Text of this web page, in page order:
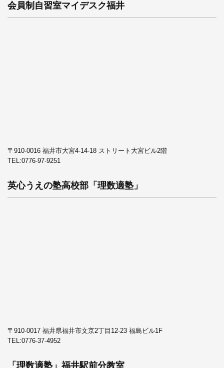
会員制自習室マイデスク福井
〒910-0016 福井市大宮4-14-18 ストリート大宮ビル2階
TEL:0776-97-9251
英心うえの塾高校部「理数適塾」
〒910-0017 福井県福井市文京2丁目12-23 福島ビル1F
TEL:0776-37-4952
「理数適塾」福井駅前分教室